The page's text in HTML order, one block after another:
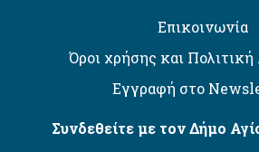
Επικοινωνία
Όροι χρήσης και
Εγγραφή στο
Συνδεθείτε με τον Δήμο